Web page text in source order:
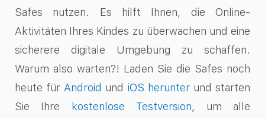
Safes nutzen. Es hilft Ihnen, die Online-
Aktivitäten Ihres Kindes zu überwachen und eine
sicherere digitale Umgebung zu schaffen.
Warum also warten?! Laden Sie die Safes noch
heute für Android und iOS herunterund starten
Sie Ihre kostenlose Testversion, um alle